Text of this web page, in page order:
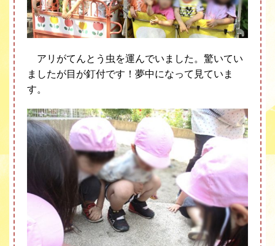
アリがてんとう虫を運んでいました。驚いてい
ましたが目が釘付です！夢中になって見ていま
す。